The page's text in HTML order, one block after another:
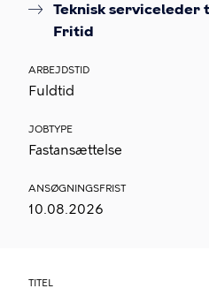
Teknisk serviceleder
Fritid
ARBEJDSTID
Fuldtid
JOBTYPE
Fastansættelse
ANSØGNINGSFRIST
10.08.2026
TITEL